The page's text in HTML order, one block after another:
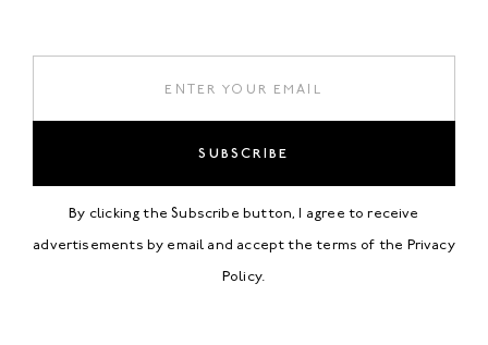
SUBSCRIBE
By clicking the Subscribe button, I agree to receive
advertisements by email and accept the terms of the Privacy
Policy.